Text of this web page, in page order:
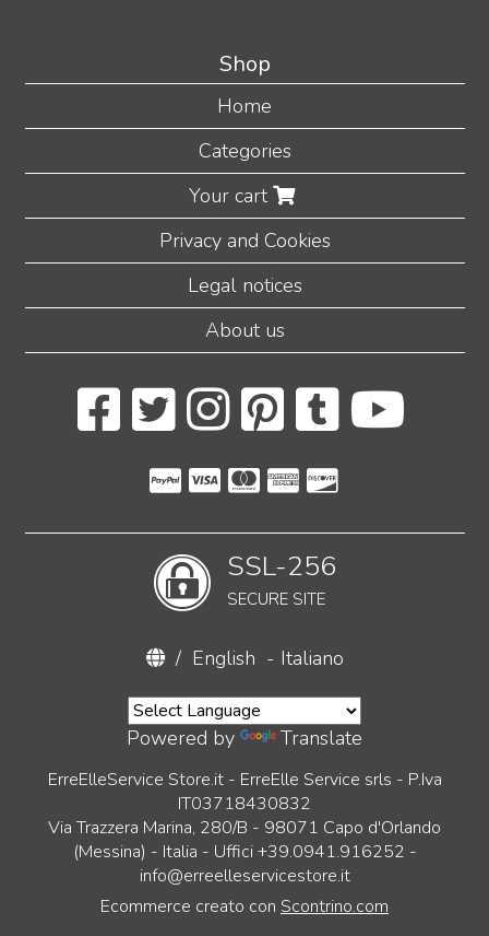
Shop
Home
Categories
Your cart
Privacy and Cookies
Legal notices
About us
SSL-256
SECURE SITE
/ English - Italiano
Powered by Translate
ErreElleService Store.it - ErreElle Service srls - P.Iva
IT03718430832
Via Trazzera Marina, 280/B - 98071 Capo d'Orlando
(Messina) - Italia - Uffici +39.0941.916252 -
info@erreelleservicestore.it
Ecommerce creato con Scontrino.com